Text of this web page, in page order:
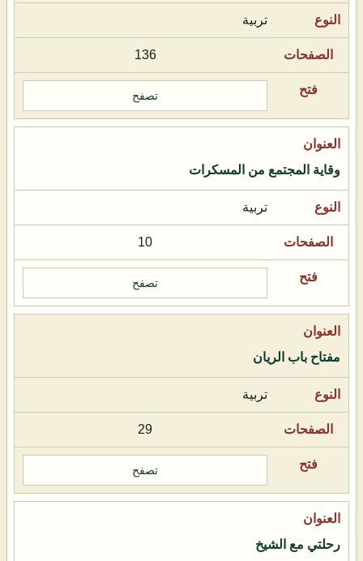
تربية
136
تصفح
وقاية المجتمع من المسكرات
تربية
10
تصفح
مفتاح باب الريان
تربية
29
تصفح
رحلتي مع الشيخ